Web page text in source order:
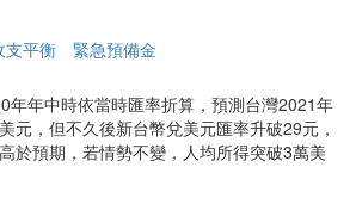
支平衡 緊急預備金
年年中時依當時匯率折算，預測台灣2021年
元，但不久後新台幣兌美元匯率升破29元，
於預期，若情勢不變，人均所得突破3萬美